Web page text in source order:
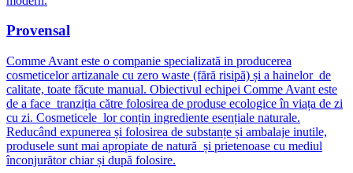
Provensal
Comme Avant este o companie specializată in producerea
cosmeticelor artizanale cu zero waste (fără risipă) și a hainelor de
calitate, toate făcute manual. Obiectivul echipei Comme Avant este
de a face tranziția către folosirea de produse ecologice în viața de zi
cu zi. Cosmeticele lor conțin ingrediente esențiale naturale.
Reducând expunerea și folosirea de substanțe și ambalaje inutile,
produsele sunt mai apropiate de natură și prietenoase cu mediul
înconjurător chiar și după folosire.